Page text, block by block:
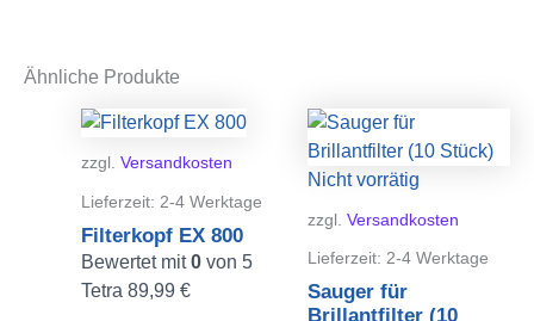
Ähnliche Produkte
zzgl. Versandkosten
Lieferzeit: 2-4 Werktage
Filterkopf EX 800
Bewertet mit0 von 5
Tetra 89,99 €
Nicht vorrätig
zzgl. Versandkosten
Lieferzeit: 2-4 Werktage
Sauger für
Brillantfilter (10